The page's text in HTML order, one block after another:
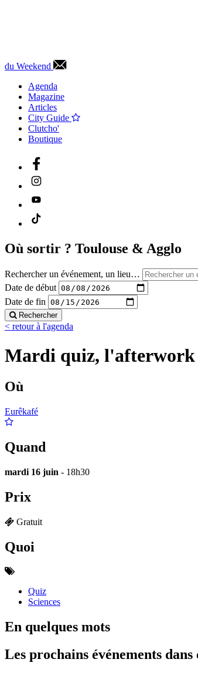
du Weekend
Agenda
Magazine
Articles
City Guide
Clutcho'
Boutique
Où sortir ? Toulouse & Agglo
Rechercher un événement, un lieu…
Date de début
Date de fin
Rechercher
< retour à l'agenda
Mardi quiz, l'afterwork
Où
Eurêkafé
Quand
mardi 16 juin - 18h30
Prix
Gratuit
Quoi
Quiz
Sciences
En quelques mots
Les prochains événements dans